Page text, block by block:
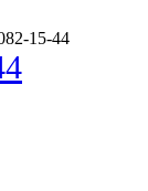
15-44